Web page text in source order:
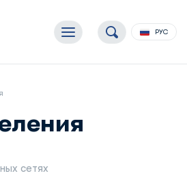
РУС
сетях